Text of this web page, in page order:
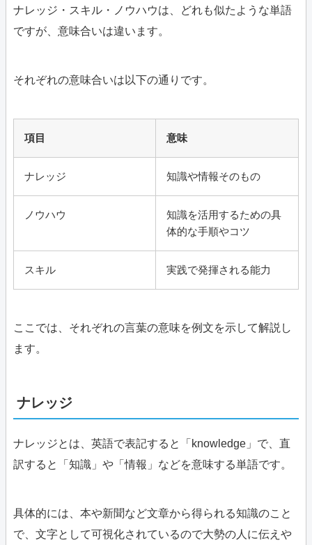
ナレッジ・スキル・ノウハウは、どれも似たような単語
ですが、意味合いは違います。
それぞれの意味合いは以下の通りです。
項目 意味
ナレッジ 知識や情報そのもの
ノウハウ
知識を活用するための具
体的な手順やコツ
スキル 実践で発揮される能力
ここでは、それぞれの言葉の意味を例文を示して解説し
ます。
ナレッジ
ナレッジとは、英語で表記すると「knowledge」で、直
訳すると「知識」や「情報」などを意味する単語です。
具体的には、本や新聞など文章から得られる知識のこと
で、文字として可視化されているので大勢の人に伝えや